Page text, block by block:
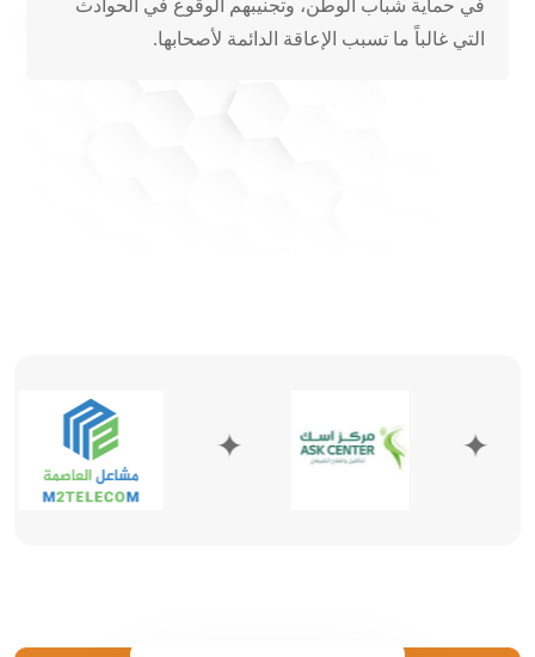
في حماية شباب الوطن، وتجنيبهم الوقوع في الحوادث
التي غالباً ما تسبب الإعاقة الدائمة لأصحابها.